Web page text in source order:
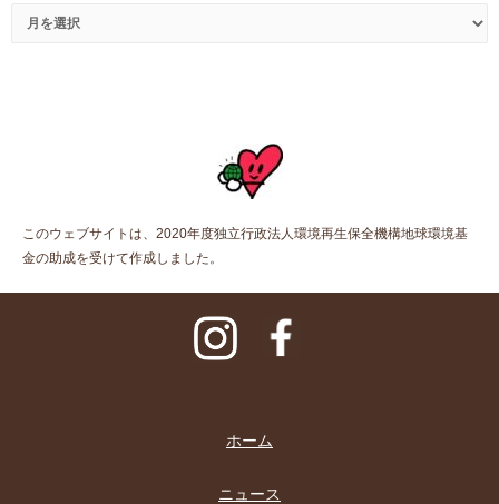
このウェブサイトは、2020年度独立行政法人環境再生保全機構地球環境基
金の助成を受けて作成しました。
ホーム
ニュース